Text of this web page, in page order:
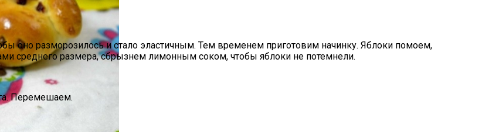
Седину Без Окрашивания
оно разморозилось и стало эластичным. Тем временем приготовим начинку. Яблоки помоем,
среднего размера, сбрызнем лимонным соком, чтобы яблоки не потемнели.
Перемешаем.